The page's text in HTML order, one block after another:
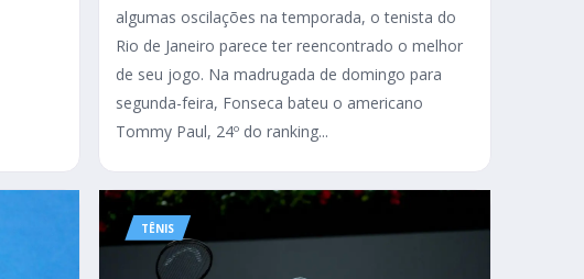
algumas oscilações na temporada, o tenista do
Rio de Janeiro parece ter reencontrado o melhor
de seu jogo. Na madrugada de domingo para
segunda-feira, Fonseca bateu o americano
Tommy Paul, 24º do ranking...
TÊNIS